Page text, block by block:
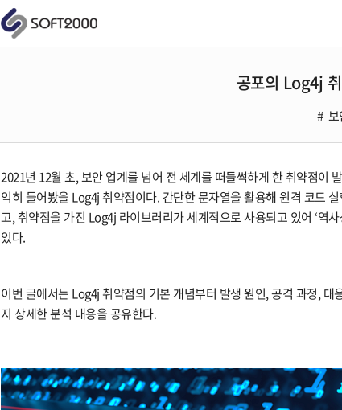
공포의 Log4j
2021년 12월 초, 보안 업계를 넘어 전 세계를 떠들썩하게 한 취약점이
익히 들어봤을 Log4j 취약점이다. 간단한 문자열을 활용해 원격 코드
고, 취약점을 가진 Log4j 라이브러리가 세계적으로 사용되고 있어 ‘역
있다.
이번 글에서는 Log4j 취약점의 기본 개념부터 발생 원인, 공격 과정, 대
지 상세한 분석 내용을 공유한다.